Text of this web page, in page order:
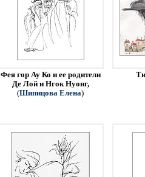
Фея гор Ау Ко и ее родители
Де Лой и Нгок Нуонг,
(Шипицова Елена)